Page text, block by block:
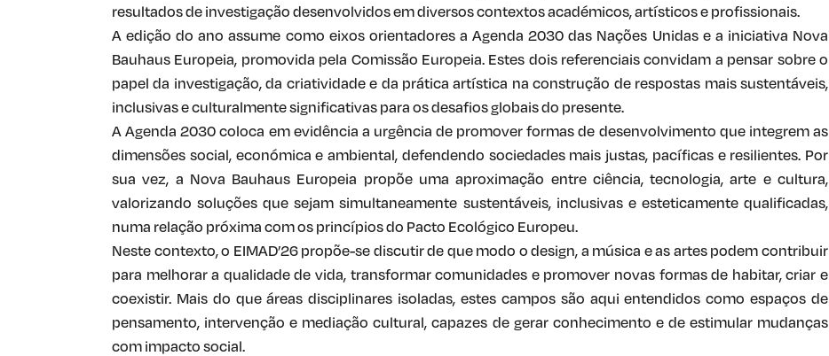
resultados de investigação desenvolvidos em diversos contextos académicos, artísticos e profissionais.
A edição do ano assume como eixos orientadores a Agenda 2030 das Nações Unidas e a iniciativa Nova
Bauhaus Europeia, promovida pela Comissão Europeia. Estes dois referenciais convidam a pensar sobre o
papel da investigação, da criatividade e da prática artística na construção de respostas mais sustentáveis,
inclusivas e culturalmente significativas para os desafios globais do presente.
A Agenda 2030 coloca em evidência a urgência de promover formas de desenvolvimento que integrem as
dimensões social, económica e ambiental, defendendo sociedades mais justas, pacíficas e resilientes. Por
sua vez, a Nova Bauhaus Europeia propõe uma aproximação entre ciência, tecnologia, arte e cultura,
valorizando soluções que sejam simultaneamente sustentáveis, inclusivas e esteticamente qualificadas,
numa relação próxima com os princípios do Pacto Ecológico Europeu.
Neste contexto, o EIMAD’26 propõe-se discutir de que modo o design, a música e as artes podem contribuir
para melhorar a qualidade de vida, transformar comunidades e promover novas formas de habitar, criar e
coexistir. Mais do que áreas disciplinares isoladas, estes campos são aqui entendidos como espaços de
pensamento, intervenção e mediação cultural, capazes de gerar conhecimento e de estimular mudanças
com impacto social.